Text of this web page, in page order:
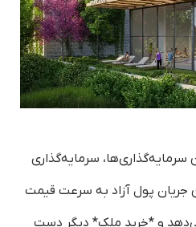
سرمایه‌گذاری
جریان پول آزاد به سرعت قیمت
و *خرید ملک* دیگر دست